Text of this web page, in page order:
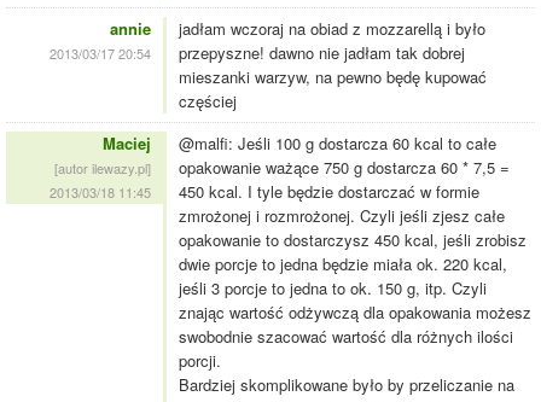
annie
2013/03/17 20:54
jadłam wczoraj na obiad z mozzarellą i było
przepyszne! dawno nie jadłam tak dobrej
mieszanki warzyw, na pewno będę kupować
częściej
Maciej
[autor ilewazy.pl]
2013/03/18 11:45
@malfi: Jeśli 100 g dostarcza 60 kcal to całe
opakowanie ważące 750 g dostarcza 60 * 7,5 =
450 kcal. I tyle będzie dostarczać w formie
zmrożonej i rozmrożonej. Czyli jeśli zjesz całe
opakowanie to dostarczysz 450 kcal, jeśli zrobisz
dwie porcje to jedna będzie miała ok. 220 kcal,
jeśli 3 porcje to jedna to ok. 150 g, itp. Czyli
znając wartość odżywczą dla opakowania możesz
swobodnie szacować wartość dla różnych ilości
porcji.
Bardziej skomplikowane było by przeliczanie na